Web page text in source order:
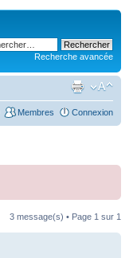
Recherche avancée
Membres Connexion
3 message(s) • Page 1 sur 1